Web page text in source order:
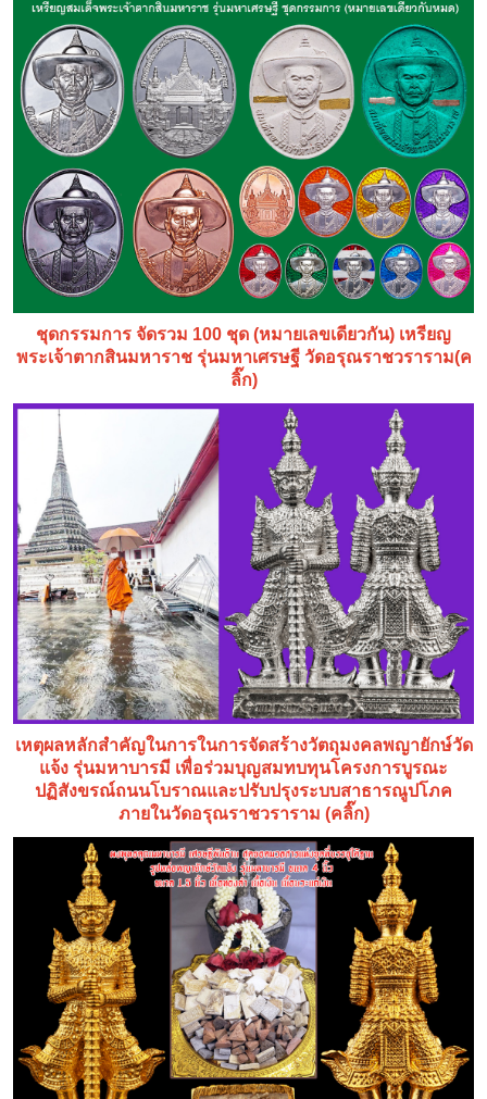
ชุดกรรมการ จัดรวม 100 ชุด (หมายเลขเดียวกัน) เหรียญ
พระเจ้าตากสินมหาราช รุ่นมหาเศรษฐี วัดอรุณราชวราราม(ค
ลิ๊ก)
เหตุผลหลักสำคัญในการในการจัดสร้างวัตถุมงคลพญายักษ์วัด
แจ้ง รุ่นมหาบารมี เพื่อร่วมบุญสมทบทุนโครงการบูรณะ
ปฏิสังขรณ์ถนนโบราณและปรับปรุงระบบสาธารณูปโภค
ภายในวัดอรุณราชวราราม (คลิ๊ก)